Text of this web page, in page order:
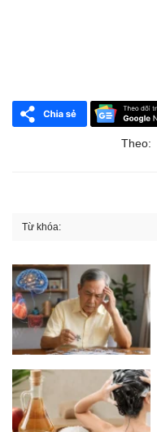
Theo:
Từ khóa: